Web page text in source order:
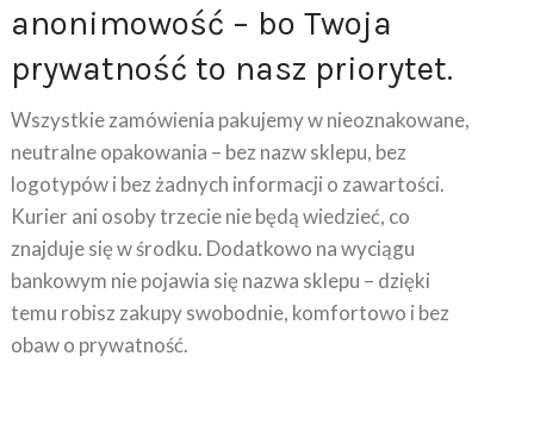
anonimowość – bo Twoja
prywatność to nasz priorytet.
Wszystkie zamówienia pakujemy w nieoznakowane,
neutralne opakowania – bez nazw sklepu, bez
logotypów i bez żadnych informacji o zawartości.
Kurier ani osoby trzecie nie będą wiedzieć, co
znajduje się w środku. Dodatkowo na wyciągu
bankowym nie pojawia się nazwa sklepu – dzięki
temu robisz zakupy swobodnie, komfortowo i bez
obaw o prywatność.